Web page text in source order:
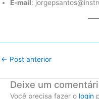
E-mail :
← Post anterior
Deixe um
Você precisa fazer o login